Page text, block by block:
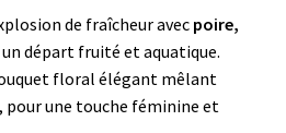
de fraîcheur avec poire,
départ fruité et aquatique.
floral élégant mêlant
pour une touche féminine et